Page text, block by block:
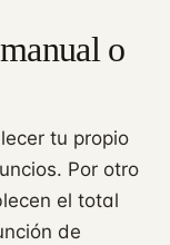
o
tu propio
Por otro
el total
de